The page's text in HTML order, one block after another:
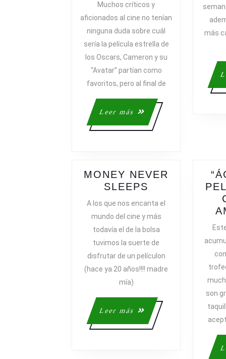
HOSTIL”
ARRASA
A
LA
GRAN
FAVORITA:
“AVATAR”
Muchos críticos y
aficionados al cine no tenían
ninguna duda sobre cuál
sería la película estrella de
los Oscars, Cameron y su
“Avatar” partían como
favoritos, pero al final de
Leer más
Leer
más
más
MONEY NEVER
SLEEPS
NEVER
A los que nos encanta el
mundo del cine y más
todavía el de la bolsa
tuvimos la suerte de
disfrutar de un películon
(hace ya 20 años!!!! madre
mía)
Leer más
Leer
más
son